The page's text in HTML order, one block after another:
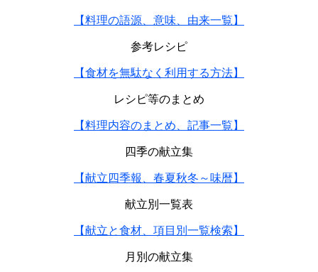
【料理の語源、意味、由来一覧】
参考レシピ
【食材を無駄なく利用する方法】
レシピ等のまとめ
【料理内容のまとめ、記事一覧】
四季の献立集
【献立四季報、春夏秋冬～味暦】
献立別一覧表
【献立と食材、項目別一覧検索】
月別の献立集